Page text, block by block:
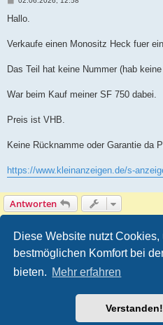
Diese Website nutzt Cookies,
bestmöglichen Komfort bei
bieten. Mehr erfahren
Verstanden!
i
a
Hallo.
Verkaufe einen Monositz Heck fuer
Das Teil hat keine Nummer (hab
War beim Kauf meiner SF 750 dabei.
Preis ist VHB.
Keine Rücknamme oder Garantie da
https://www.kleinanzeigen.de/s-
Antworten
Foren-Übersicht
Powered byphpBB® Forum
Deutsche
Customized